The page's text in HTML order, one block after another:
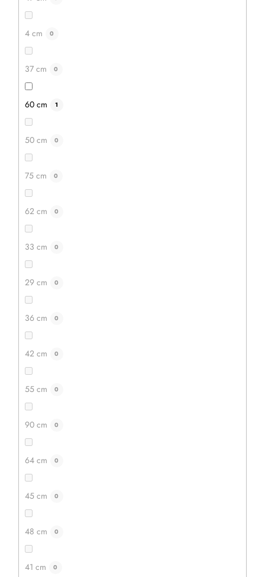
🏖️🌴
4 cm 0
37 cm 0
60 cm 1
50 cm 0
75 cm 0
62 cm 0
33 cm 0
29 cm 0
36 cm 0
42 cm 0
55 cm 0
90 cm 0
64 cm 0
45 cm 0
48 cm 0
41 cm 0